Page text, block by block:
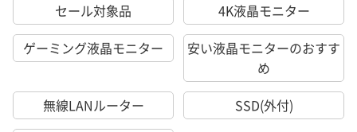
セール対象品
4K液晶モニター
ゲーミング液晶モニター
安い液晶モニターのおすす
め
無線LANルーター
SSD(外付)